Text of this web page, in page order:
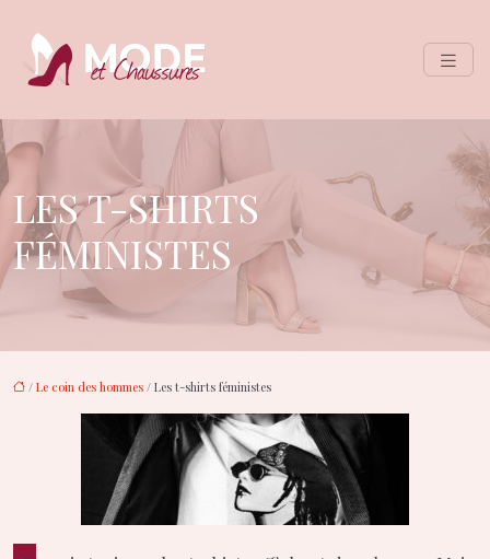
LES T-SHIRTS
FÉMINISTES
/ Le coin des hommes / Les t-shirts féministes